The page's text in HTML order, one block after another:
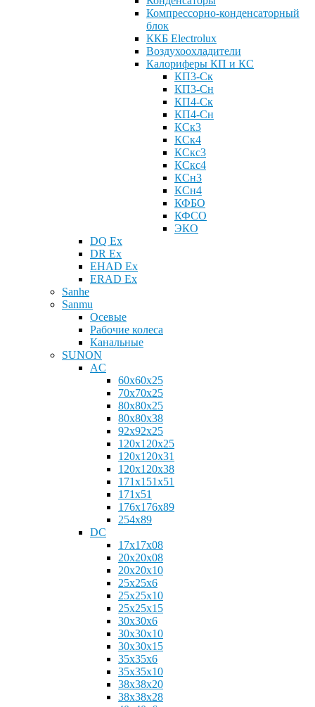
Компрессорно-конденсаторный
блок
ККБ Electrolux
Воздухоохладители
Калориферы КП и КС
КП3-Ск
КП3-Сн
КП4-Ск
КП4-Сн
КСк3
КСк4
КСкс3
КСкс4
КСн3
КСн4
КФБО
КФСО
ЭКО
DQ Ex
DR Ex
EHAD Ex
ERAD Ex
Sanhe
Sanmu
Осевые
Рабочие колеса
Канальные
SUNON
AC
60x60x25
70x70x25
80x80x25
80x80x38
92x92x25
120x120x25
120x120x31
120x120x38
171x151x51
171x51
176x176x89
254x89
DC
17х17x08
20x20x08
20x20x10
25х25x6
25x25x10
25х25x15
30х30x6
30x30x10
30x30x15
35х35x6
35x35x10
38х38x20
38x38x28